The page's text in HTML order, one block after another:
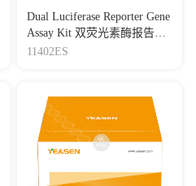
Dual Luciferase Reporter Gene
Assay Kit 双荧光素酶报告基
因检测试剂盒
11402ES